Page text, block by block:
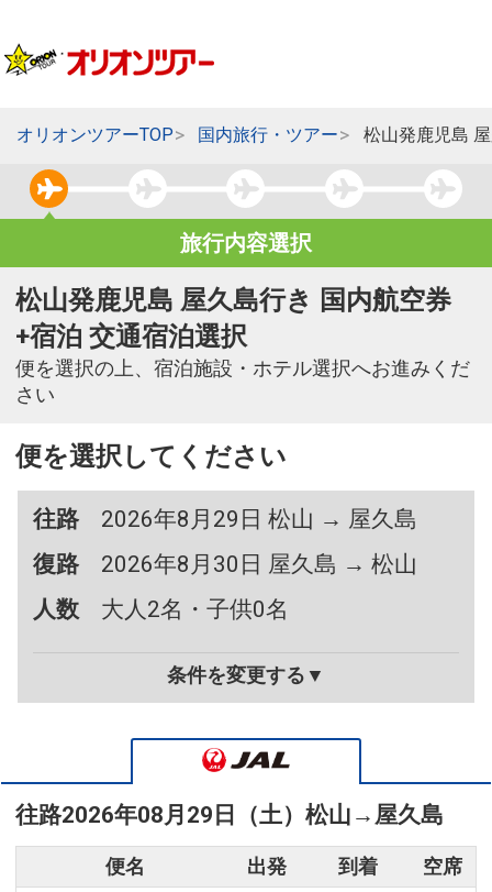
オリオンツアーTOP 国内旅行・ツアー 松山発鹿児島
旅行内容選択
松山発鹿児島 屋久島行き 国内航空券
+宿泊 交通宿泊選択
便を選択の上、宿泊施設・ホテル選択へお進みくだ
さい
便を選択してください
往路
2026年8月29日 松山 → 屋久島
復路
2026年8月30日 屋久島 → 松山
人数
大人2名・子供0名
条件を変更する▼
往路2026年08月29日（土） 松山 → 屋久島
便名 出発 到着 空席